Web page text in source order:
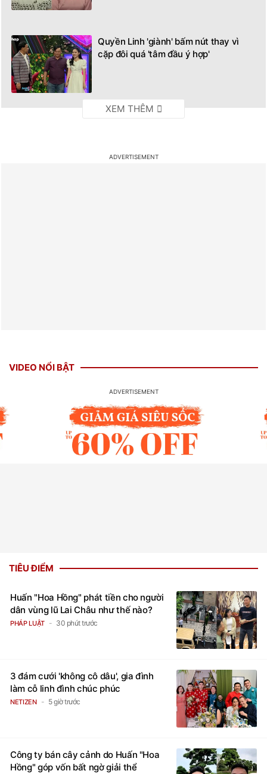
Quyền Linh 'giành' bấm nút thay vì
cặp đôi quá 'tâm đầu ý hợp'
VIDEO NỔI BẬT
TIÊU ĐIỂM
Huấn "Hoa Hồng" phát tiền cho người
dân vùng lũ Lai Châu như thế nào?
PHÁP LUẬT 30 phút trước
3 đám cưới 'không cô dâu', gia đình
làm cỗ linh đình chúc phúc
NETIZEN 5 giờ trước
Công ty bán cây cảnh do Huấn "Hoa
Hồng" góp vốn bất ngờ giải thể